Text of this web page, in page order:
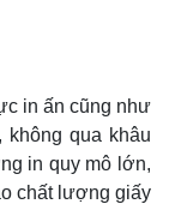
in ấn cũng như
qua khâu
in quy mô lớn,
chất lượng giấy